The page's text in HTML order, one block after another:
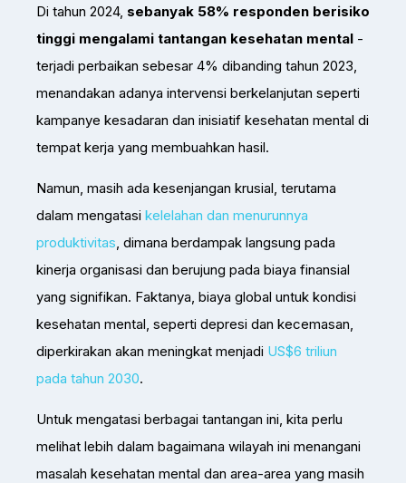
Di tahun 2024, sebanyak 58% responden berisiko
tinggi mengalami tantangan kesehatan mental -
terjadi perbaikan sebesar 4% dibanding tahun 2023,
menandakan adanya intervensi berkelanjutan seperti
kampanye kesadaran dan inisiatif kesehatan mental di
tempat kerja yang membuahkan hasil.
Namun, masih ada kesenjangan krusial, terutama
dalam mengatasi kelelahan dan menurunnya
produktivitas , dimana berdampak langsung pada
kinerja organisasi dan berujung pada biaya finansial
yang signifikan. Faktanya, biaya global untuk kondisi
kesehatan mental, seperti depresi dan kecemasan,
diperkirakan akan meningkat menjadi US$6 triliun
pada tahun 2030.
Untuk mengatasi berbagai tantangan ini, kita perlu
melihat lebih dalam bagaimana wilayah ini menangani
masalah kesehatan mental dan area-area yang masih